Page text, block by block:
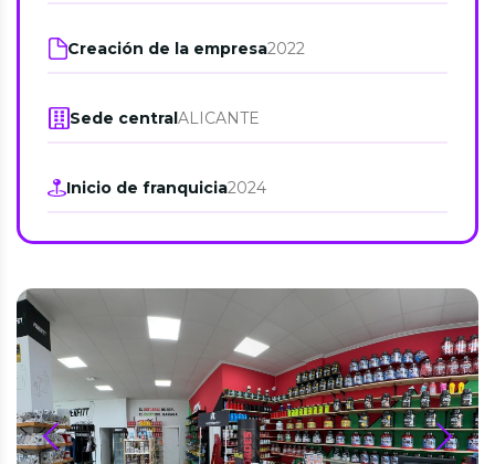
Creación de la empresa2022
Sede centralALICANTE
Inicio de franquicia2024
prev next